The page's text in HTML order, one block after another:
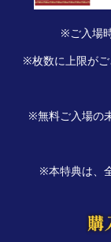
※ご入場
※枚数に上限が
※無料ご入場の
※本特典は、